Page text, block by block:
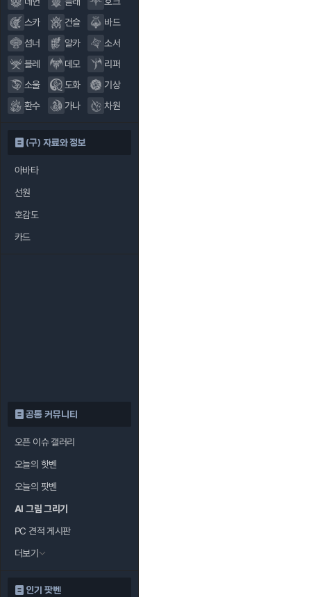
스카
건슬
바드
섬너
알카
소서
블레
데모
리퍼
소울
도화
기상
환수
가나 차원
(구) 자료와 정보
아바타
선원
호감도
카드
공통 커뮤니티
오픈 이슈 갤러리
오늘의 핫벤
오늘의 팟벤
AI 그림 그리기
PC 견적 게시판
더보기
인기 팟벤